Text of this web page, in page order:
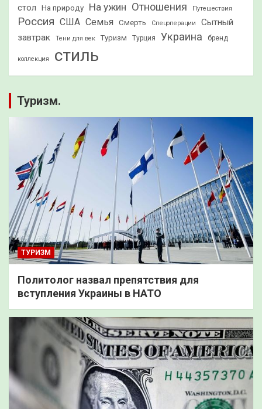
стол
На природу На ужин Отношения Путешествия
Россия США Семья Смерть Спецоперации
Сытный
завтрак
Тени для век Туризм Турция Украина бренд
коллекция стиль
Туризм.
ТУРИЗМ
Политолог назвал препятствия для
вступления Украины в НАТО